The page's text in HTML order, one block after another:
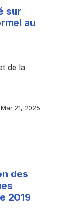
sur
au
de la
Mar 21, 2025
des
2019